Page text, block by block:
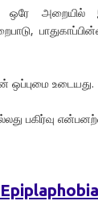
ஒரே அறையில்
ஒப்புமை உடையது.
பகிர்வு